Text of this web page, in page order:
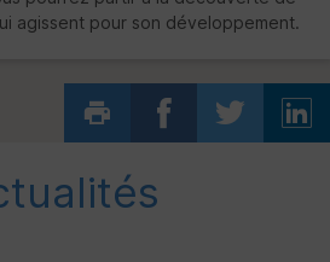
agissent pour son développement.